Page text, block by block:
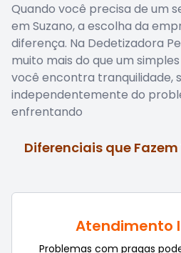
Quando você precisa de um
em Suzano, a escolha da
diferença. Na Dedetizadora
muito mais do que um
você encontra tranquilidade,
independentemente do
enfrentando
Diferenciais que
Atendimento
Problemas com pragas